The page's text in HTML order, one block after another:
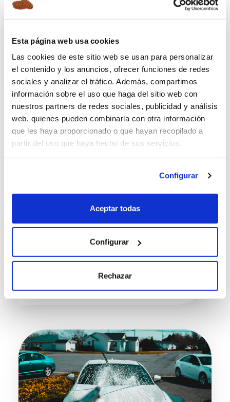
Esta página web usa cookies
Las cookies de este sitio web se usan para personalizar
el contenido y los anuncios, ofrecer funciones de redes
sociales y analizar el tráfico. Además, compartimos
información sobre el uso que haga del sitio web con
nuestros partners de redes sociales, publicidad y análisis
web, quienes pueden combinarla con otra información
que les haya proporcionado o que hayan recopilado a
partir del uso que haya hecho de sus servicios.
Configurar
Aceptar todas
Configurar
Rechazar
GUÍA
EL MANTENIMIENTO DE TU SCOOTER EN 5
PASOS
02/12/2024
ARTÍCULO
COCHES DEPORTIVOS BARATOS Y SU